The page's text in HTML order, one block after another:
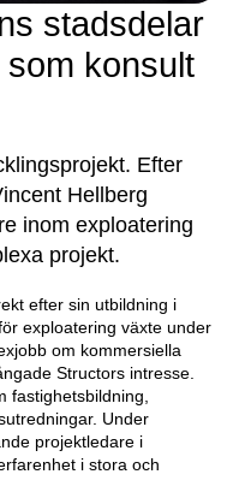
stadsdelar
konsult
Efter
Hellberg
inom exploatering
projekt.
efter sin utbildning i
exploatering växte under
om kommersiella
Structors intresse.
fastighetsbildning,
Under
projektledare i
i stora och